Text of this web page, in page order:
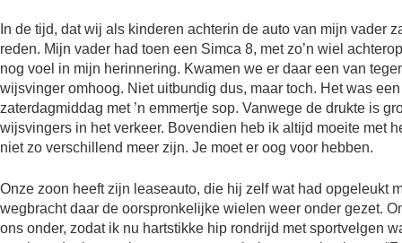
In de tijd, dat wij als kinderen achterin de auto van mijn vader
reden. Mijn vader had toen een Simca 8, met zo’n wiel
nog voel in mijn herinnering. Kwamen we er daar een van
wijsvinger omhoog. Niet uitbundig dus, maar toch. Het was
zaterdagmiddag met ’n emmertje sop. Vanwege de drukte is
wijsvingers in het verkeer. Bovendien heb ik altijd moeite met
niet zo verschillend meer zijn. Je moet er oog voor hebben.
Onze zoon heeft zijn leaseauto, die hij zelf wat had opgeleukt
wegbracht daar de oorspronkelijke wielen weer onder gezet.
ons onder, zodat ik nu hartstikke hip rondrijd met sportvelgen